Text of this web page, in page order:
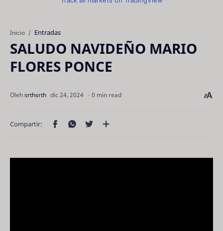
Inicio Entradas
SALUDO NAVIDEÑO MARIO
FLORES PONCE
0 min read